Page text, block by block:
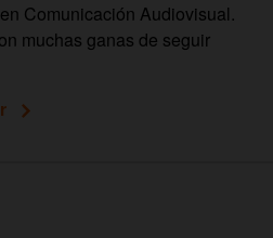
Comunicación Audiovisual.
muchas ganas de seguir